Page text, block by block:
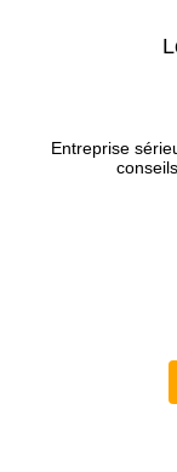
préoccupe de ses
soigné, chantier